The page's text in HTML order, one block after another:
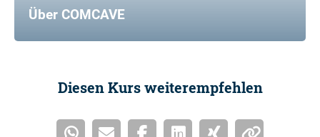
Über COMCAVE
Diesen Kurs weiterempfehlen